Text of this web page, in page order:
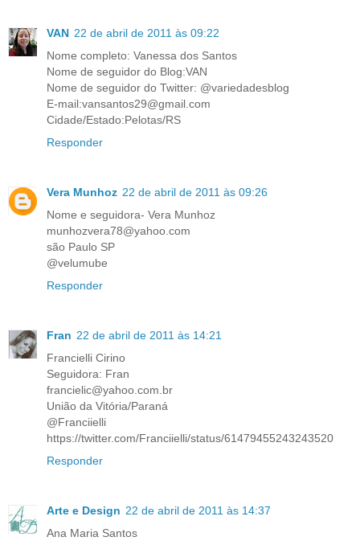
VAN 22 de abril de 2011 às 09:22
Nome completo: Vanessa dos Santos
Nome de seguidor do Blog:VAN
Nome de seguidor do Twitter: @variedadesblog
E-mail:vansantos29@gmail.com
Cidade/Estado:Pelotas/RS
Responder
Vera Munhoz 22 de abril de 2011 às 09:26
Nome e seguidora- Vera Munhoz
munhozvera78@yahoo.com
são Paulo SP
@velumube
Responder
Fran 22 de abril de 2011 às 14:21
Francielli Cirino
Seguidora: Fran
francielic@yahoo.com.br
União da Vitória/Paraná
@Franciielli
https://twitter.com/Franciielli/status/61479455243243520
Responder
Arte e Design 22 de abril de 2011 às 14:37
Ana Maria Santos